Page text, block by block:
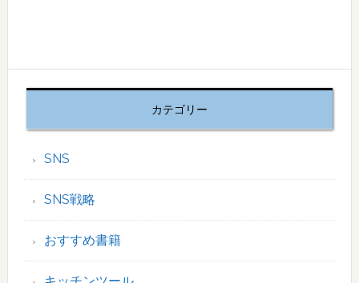
カテゴリー
SNS
SNS戦略
おすすめ書籍